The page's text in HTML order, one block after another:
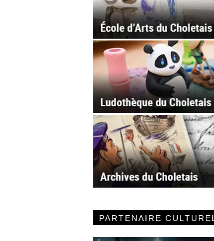
PARTENAIRE CULTUREL